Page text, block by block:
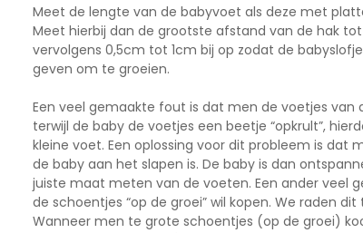
Meet de lengte van de babyvoet als deze met
Meet hierbij dan de grootste afstand van de hak
vervolgens 0,5cm tot 1cm bij op zodat de
geven om te groeien.
Een veel gemaakte fout is dat men de voetjes van
terwijl de baby de voetjes een beetje “opkrult”,
kleine voet. Een oplossing voor dit probleem is dat
de baby aan het slapen is. De baby is dan
juiste maat meten van de voeten. Een ander veel
de schoentjes “op de groei” wil kopen. We raden
Wanneer men te grote schoentjes (op de groei)